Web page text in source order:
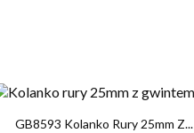
Szybki podgląd
GB8593 Kolanko Rury 25mm Z...